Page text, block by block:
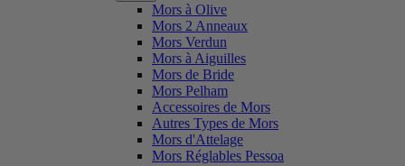
Mors à Olive
Mors 2 Anneaux
Mors Verdun
Mors à Aiguilles
Mors de Bride
Mors Pelham
Accessoires de Mors
Autres Types de Mors
Mors d'Attelage
Mors Réglables Pessoa